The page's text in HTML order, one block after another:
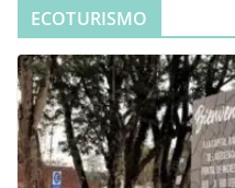
ECOTURISMO